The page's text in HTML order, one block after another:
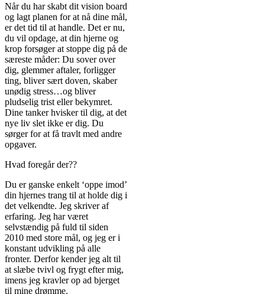
Når du har skabt dit vision board
og lagt planen for at nå dine mål,
er det tid til at handle. Det er nu,
du vil opdage, at din hjerne og
krop forsøger at stoppe dig på de
særeste måder: Du sover over
dig, glemmer aftaler, forligger
ting, bliver sært doven, skaber
unødig stress…og bliver
pludselig trist eller bekymret.
Dine tanker hvisker til dig, at det
nye liv slet ikke er dig. Du
sørger for at få travlt med andre
opgaver.
Hvad foregår der??
Du er ganske enkelt ‘oppe imod’
din hjernes trang til at holde dig i
det velkendte. Jeg skriver af
erfaring. Jeg har været
selvstændig på fuld til siden
2010 med store mål, og jeg er i
konstant udvikling på alle
fronter. Derfor kender jeg alt til
at slæbe tvivl og frygt efter mig,
imens jeg kravler op ad bjerget
til mine drømme.